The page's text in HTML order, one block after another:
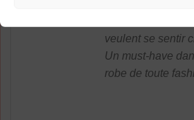
veulent se sentir
Un must-have
robe de toute